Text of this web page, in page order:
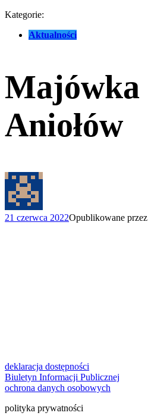
Kategorie:
Aktualności
Majówka
Aniołów
21 czerwca 2022Opublikowane przez
deklaracja dostępności
Biuletyn Informacji Publicznej
ochrona danych osobowych
polityka prywatności